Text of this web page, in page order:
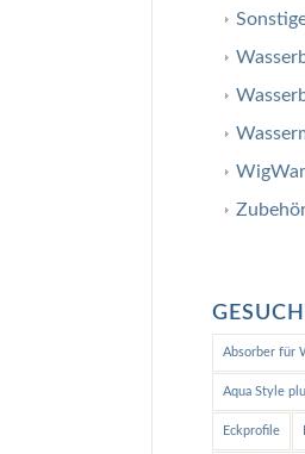
Absorber für
Aqua Style
Eckprofile